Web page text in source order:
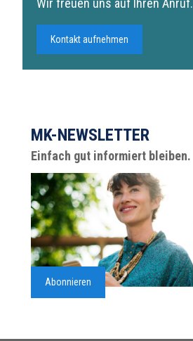
Kontakt aufnehmen
MK-NEWSLETTER
Einfach gut informiert bleiben.
Abonnieren